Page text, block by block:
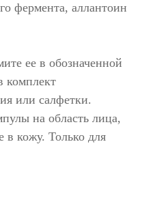
фермента, аллантоин
ее в обозначенной
комплект
или салфетки.
на область лица,
в кожу. Только для